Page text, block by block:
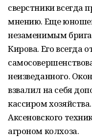
сверстники всегда
мнению. Еще
незаменимым
Кирова. Его всегда
неизведанного.
взвалил на себя
кассиром
Аксеновского
агроном колхоза.